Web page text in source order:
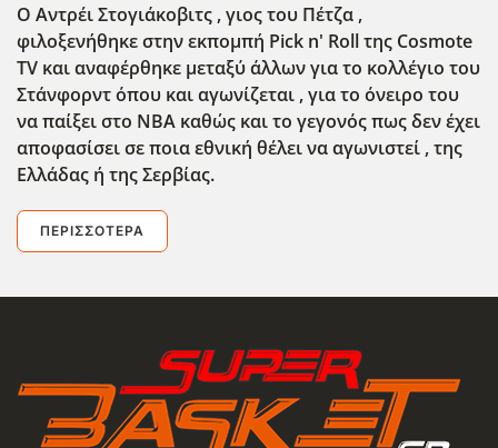
Ο Αντρέι Στογιάκοβιτς , γιος του Πέτζα ,
φιλοξενήθηκε στην εκπομπή Pick n' Roll της Cosmote
TV και αναφέρθηκε μεταξύ άλλων για το κολλέγιο του
Στάνφορντ όπου και αγωνίζεται , για το όνειρο του
να παίξει στο NBA καθώς και το γεγονός πως δεν έχει
αποφασίσει σε ποια εθνική θέλει να αγωνιστεί , της
Ελλάδας ή της Σερβίας.
ΠΕΡΙΣΣΌΤΕΡΑ